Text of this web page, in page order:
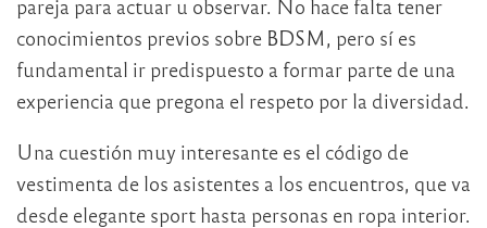
pareja para actuar u observar. No hace falta tener
conocimientos previos sobre BDSM, pero sí es
fundamental ir predispuesto a formar parte de una
experiencia que pregona el respeto por la diversidad.
Una cuestión muy interesante es el código de
vestimenta de los asistentes a los encuentros, que va
desde elegante sport hasta personas en ropa interior.